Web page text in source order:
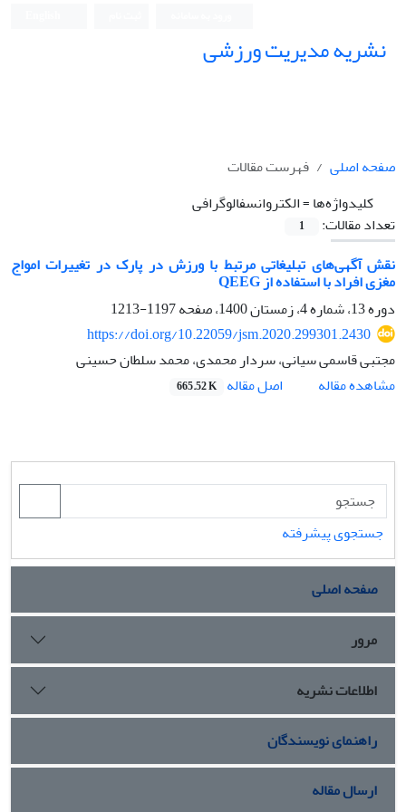
نشریه مدیریت ورزشی
صفحه اصلی
فهرست مقالات
کلیدواژه‌ها =الکتروانسفالوگرافی
تعداد مقالات:
1
نقش آگهی‌های تبلیغاتی مرتبط با ورزش در پارک در تغییرات امواج
مغزی افراد با استفاده از QEEG
دوره 13، شماره 4، زمستان 1400، صفحه
1197-1213
https://doi.org/10.22059/jsm.2020.299301.2430
مجتبی قاسمی سیانی، سردار محمدی، محمد سلطان حسینی
مشاهده مقاله
اصل مقاله 665.52 K
جستجوی پیشرفته
صفحه اصلی
مرور
اطلاعات نشریه
راهنمای نویسندگان
ارسال مقاله